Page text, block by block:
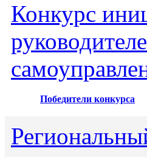
Конкурс
Победители конкурса